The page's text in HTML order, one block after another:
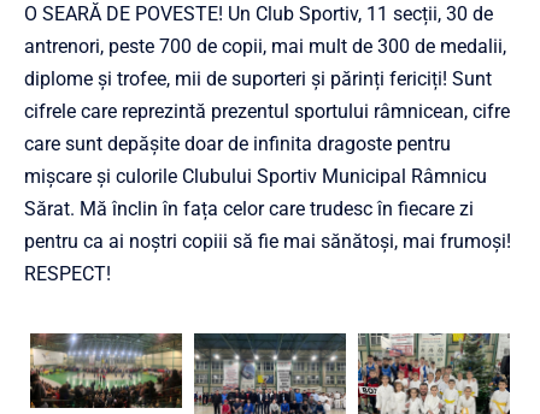
O SEARĂ DE POVESTE! Un Club Sportiv, 11 secții, 30 de
antrenori, peste 700 de copii, mai mult de 300 de medalii,
diplome și trofee, mii de suporteri și părinți fericiți! Sunt
cifrele care reprezintă prezentul sportului râmnicean, cifre
care sunt depășite doar de infinita dragoste pentru
mișcare și culorile Clubului Sportiv Municipal Râmnicu
Sărat. Mă înclin în fața celor care trudesc în fiecare zi
pentru ca ai noștri copiii să fie mai sănătoși, mai frumoși!
RESPECT!